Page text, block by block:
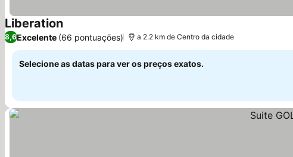
LiberationVer preços
8,6Excelente (66 pontuações) a 2.2 km de Centro da cidade
Selecione as datas para ver os preços exatos.